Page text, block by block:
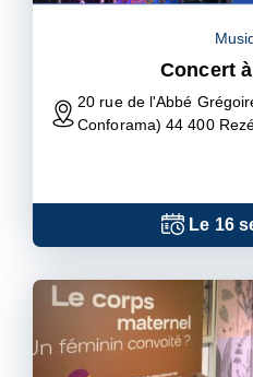
Concert
20 rue de l'Abbé
Conforama) 44 400
Le 16